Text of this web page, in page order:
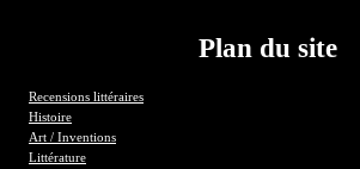
Plan du site
Recensions littéraires
Histoire
Art / Inventions
Littérature